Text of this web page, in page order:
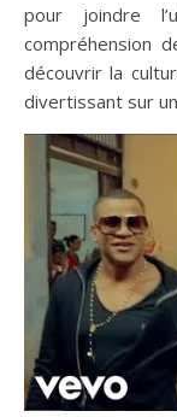
pour joindre
compréhension
découvrir la
divertissant sur